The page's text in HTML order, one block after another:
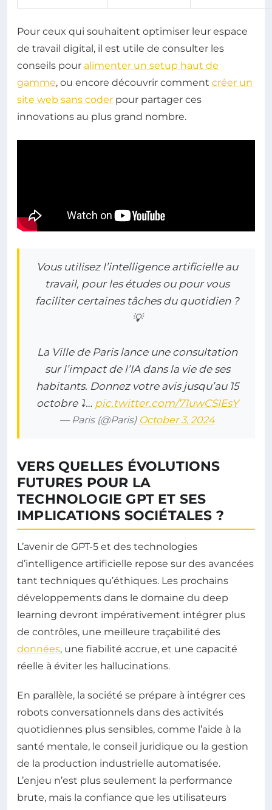
Pour ceux qui souhaitent optimiser leur espace
de travail digital, il est utile de consulter les
conseils pour alimenter un setup haut de
gamme, ou encore découvrir comment créer un
site web sans coder pour partager ces
innovations au plus grand nombre.
Vous utilisez l’intelligence artificielle au
travail, pour les études ou pour vous
faciliter certaines tâches du quotidien ?
💡
La Ville de Paris lance une consultation
sur l’impact de l’IA dans la vie de ses
habitants. Donnez votre avis jusqu’au 15
octobre ⤵️… pic.twitter.com/71uwCSIEsY
— Paris (@Paris) October 3, 2024
VERS QUELLES ÉVOLUTIONS
FUTURES POUR LA
TECHNOLOGIE GPT ET SES
IMPLICATIONS SOCIÉTALES ?
L’avenir de GPT-5 et des technologies
d’intelligence artificielle repose sur des avancées
tant techniques qu’éthiques. Les prochains
développements dans le domaine du deep
learning devront impérativement intégrer plus
de contrôles, une meilleure traçabilité des
données, une fiabilité accrue, et une capacité
réelle à éviter les hallucinations.
En parallèle, la société se prépare à intégrer ces
robots conversationnels dans des activités
quotidiennes plus sensibles, comme l’aide à la
santé mentale, le conseil juridique ou la gestion
de la production industrielle automatisée.
L’enjeu n’est plus seulement la performance
brute, mais la confiance que les utilisateurs